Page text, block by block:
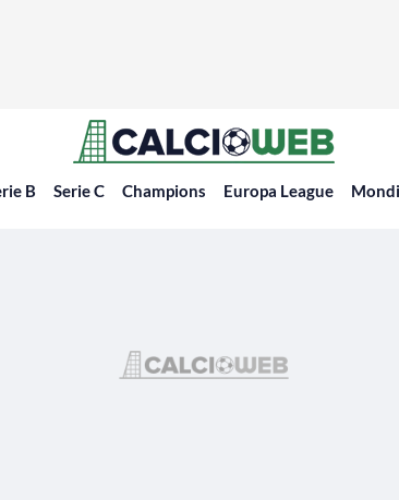
B Serie C Champions Europa League